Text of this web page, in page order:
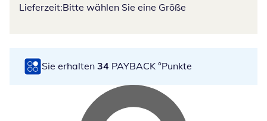
Lieferzeit:Bitte wählen Sie eine Größe
Sie erhalten 34 PAYBACK °Punkte